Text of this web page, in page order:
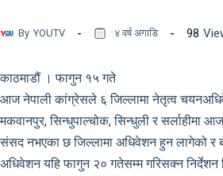
By YOUTV ४ वर्ष अगाडि 98
काठमाडौं । फागुन १५ गते
आज नेपाली कांग्रेसले ६ जिल्लामा नेतृत्व
मकवानपुर, सिन्धुपाल्चोक, सिन्धुली र सर्लाहीमा
संसद नभएका छ जिल्लामा अधिवेशन हुन लागेको र
अधिवेशन यहि फागुन २० गतेसम्म गरिसक्न निर्देशन